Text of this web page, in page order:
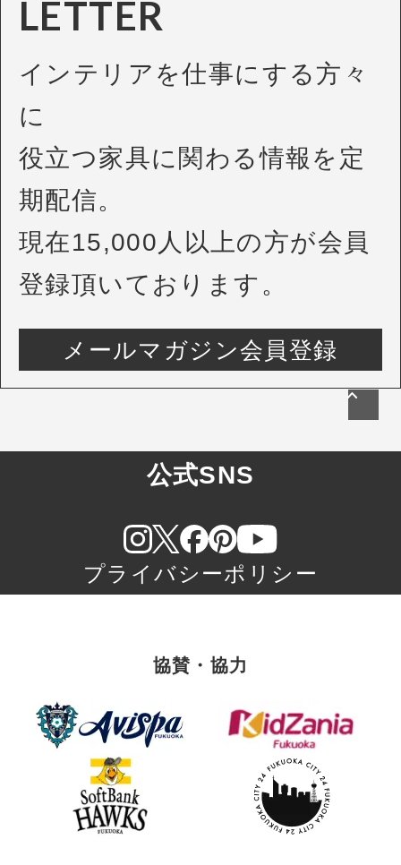
LETTER
インテリアを仕事にする方々
に
役立つ家具に関わる情報を定
期配信。
現在15,000人以上の方が会員
登録頂いております。
メールマガジン会員登録
公式SNS
プライバシーポリシー
協賛・協力